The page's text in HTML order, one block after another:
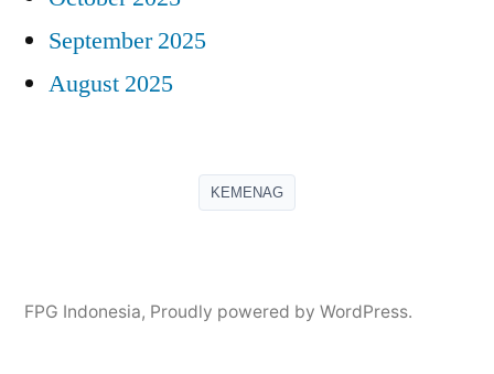
September 2025
August 2025
KEMENAG
FPG Indonesia, Proudly powered by WordPress.